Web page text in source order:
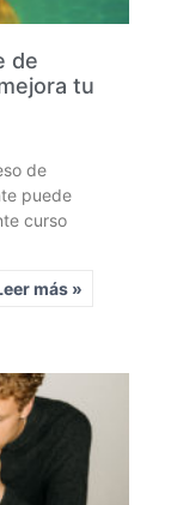
de
tu
de
puede
curso
más »